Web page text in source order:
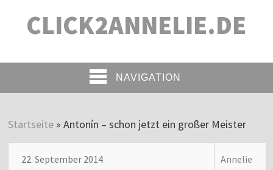
CLICK2ANNELIE.DE
NAVIGATION
Startseite »Antonín – schon jetzt ein großer Meister
22. September 2014 Annelie